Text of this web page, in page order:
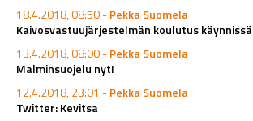
18.4.2018, 08:50 -Pekka Suomela
Kaivosvastuujärjestelmän koulutus käynnissä
13.4.2018, 08:00 -Pekka Suomela
Malminsuojelu nyt!
12.4.2018, 23:01 -Pekka Suomela
Twitter: Kevitsa